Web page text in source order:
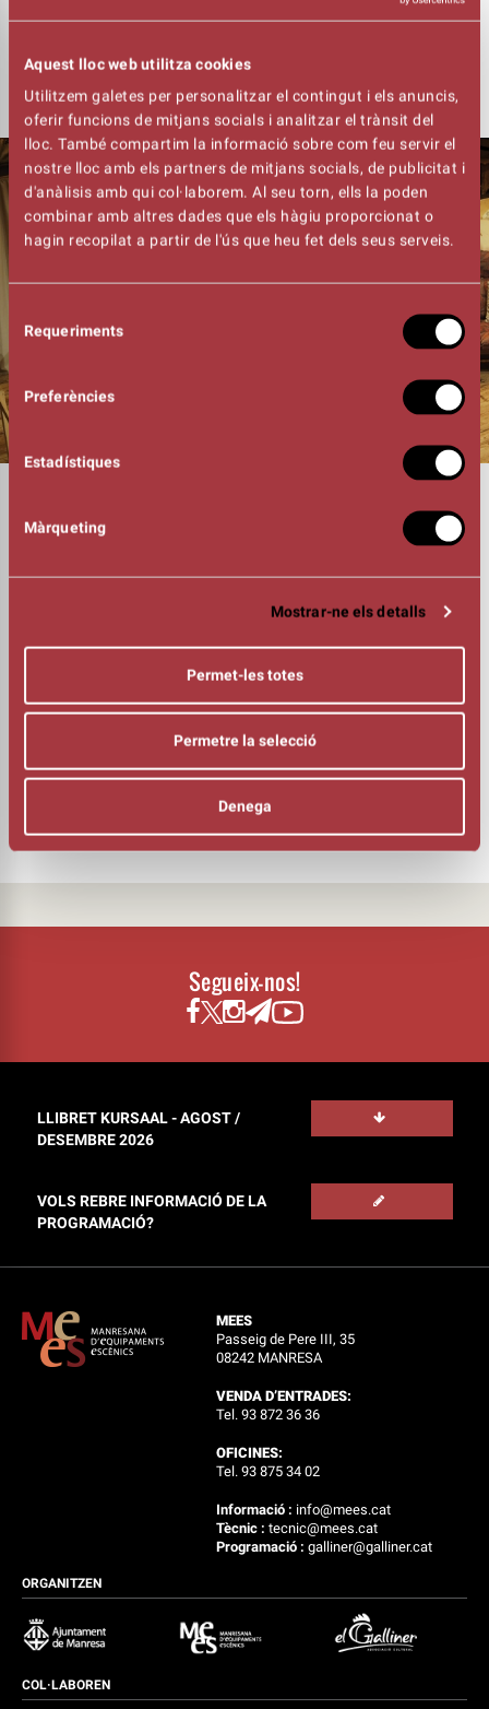
Aquest lloc web utilitza cookies
Utilitzem galetes per personalitzar el contingut i els anuncis,
oferir funcions de mitjans socials i analitzar el trànsit del
lloc. També compartim la informació sobre com feu servir el
nostre lloc amb els partners de mitjans socials, de publicitat i
d'anàlisis amb qui col·laborem. Al seu torn, ells la poden
combinar amb altres dades que els hàgiu proporcionat o
hagin recopilat a partir de l'ús que heu fet dels seus serveis.
consentiment
Requeriments
Preferències
Estadístiques
Màrqueting
Mostrar-ne els detalls
Permet-les totes
Permetre la selecció
Denega
únic en el seu gènere sobre l’horror i la barbàrie nazis, i
mateixa i els seus acompanyants.
01:45h
INTÈRPRETS
E. Puig, Òscar Garcia, Josep Pla, Sònia
Ferrer, Maria Corominas, Laia Tor, Sergi
DIRECCIÓ
Josep Maria Carreras
ADAPTACIÓ TEATRAL
AUTORIA
Segueix-nos!
LLIBRET KURSAAL - AGOST /
DESEMBRE 2026
VOLS REBRE INFORMACIÓ DE LA
PROGRAMACIÓ?
MEES
Passeig de Pere III, 35
08242 MANRESA
VENDA D’ENTRADES:
Tel. 93 872 36 36
OFICINES:
Tel. 93 875 34 02
Informació : info@mees.cat
Tècnic :tecnic@mees.cat
Programació :galliner@galliner.cat
ORGANITZEN
COL·LABOREN